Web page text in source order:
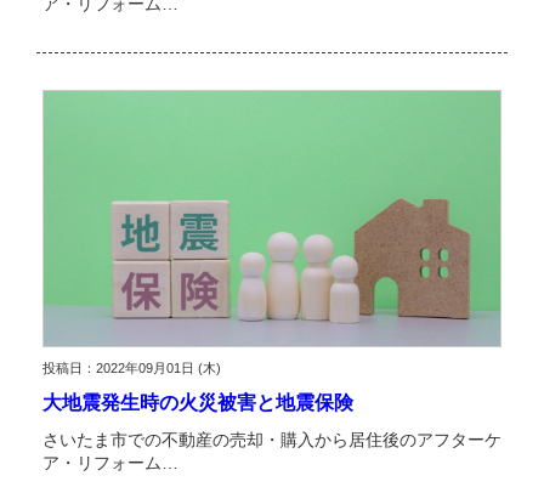
投稿日：2022年09月01日 (木)
大地震発生時の火災被害と地震保険
さいたま市での不動産の売却・購入から居住後のアフターケ
ア・リフォーム…